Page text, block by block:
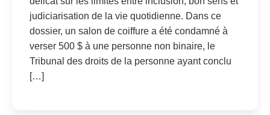
judiciarisation de la vie quotidienne. Dans ce
dossier, un salon de coiffure a été condamné à
verser 500 $ à une personne non binaire, le
Tribunal des droits de la personne ayant conclu
[…]